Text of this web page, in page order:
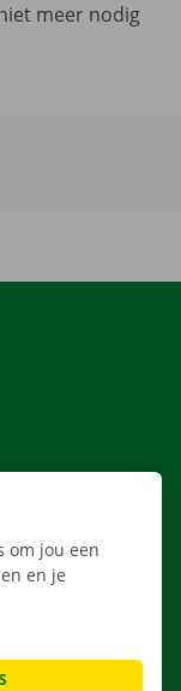
meer nodig
om jou een
en je